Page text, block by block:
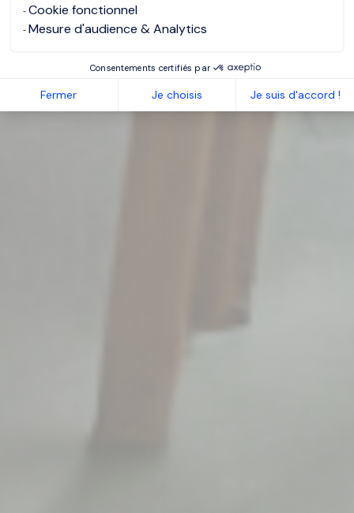
Cookie fonctionnel
Mesure d'audience & Analytics
Consentements certifiés par
Fermer Je choisis Je suis d'accord !